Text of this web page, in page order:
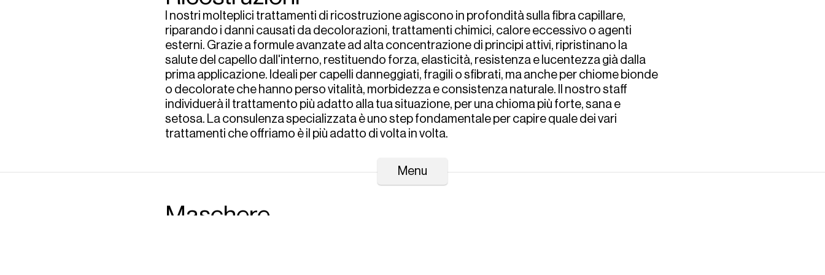
I nostri molteplici trattamenti di ricostruzione agiscono in profondità sulla fibra capillare,
riparando i danni causati da decolorazioni, trattamenti chimici, calore eccessivo o agenti
esterni. Grazie a formule avanzate ad alta concentrazione di principi attivi, ripristinano la
salute del capello dall'interno, restituendo forza, elasticità, resistenza e lucentezza già dalla
prima applicazione. Ideali per capelli danneggiati, fragili o sfibrati, ma anche per chiome bionde
o decolorate che hanno perso vitalità, morbidezza e consistenza naturale. Il nostro staff
individuerà il trattamento più adatto alla tua situazione, per una chioma più forte, sana e
setosa. La consulenza specializzata è uno step fondamentale per capire quale dei vari
trattamenti che offriamo è il più adatto di volta in volta.
Maschere
Home
Chi siamo
Servizi
News
Contatti
Prenota
Menu